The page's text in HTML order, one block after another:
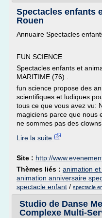
Spectacles enfants
Rouen
Annuaire Spectacles
FUN SCIENCE
Spectacles enfants et
MARITIME (76) .
fun science propose des
scientifiques et ludiques
tous ce que vous avez vu:
magiciens parce que nous
ne sommes pas des
Lire la suite
Site : http://
Thèmes liés : animation
animation anniversaire
spectacle enfant / spectacle
Studio de Danse
Complexe Multi-